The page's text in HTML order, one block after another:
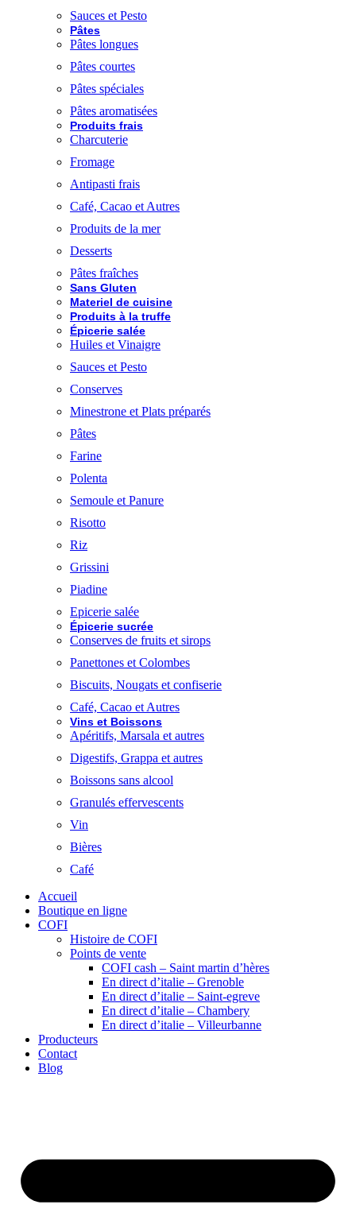
Sauces et Pesto
Pâtes
Pâtes longues
Pâtes courtes
Pâtes spéciales
Pâtes aromatisées
Produits frais
Charcuterie
Fromage
Antipasti frais
Café, Cacao et Autres
Produits de la mer
Desserts
Pâtes fraîches
Sans Gluten
Materiel de cuisine
Produits à la truffe
Épicerie salée
Huiles et Vinaigre
Sauces et Pesto
Conserves
Minestrone et Plats préparés
Pâtes
Farine
Polenta
Semoule et Panure
Risotto
Riz
Grissini
Piadine
Epicerie salée
Épicerie sucrée
Conserves de fruits et sirops
Panettones et Colombes
Biscuits, Nougats et confiserie
Café, Cacao et Autres
Vins et Boissons
Apéritifs, Marsala et autres
Digestifs, Grappa et autres
Boissons sans alcool
Granulés effervescents
Vin
Bières
Café
Accueil
Boutique en ligne
COFI
Histoire de COFI
Points de vente
COFI cash – Saint martin d’hères
En direct d’italie – Grenoble
En direct d’italie – Saint-egreve
En direct d’italie – Chambery
En direct d’italie – Villeurbanne
Producteurs
Contact
Blog